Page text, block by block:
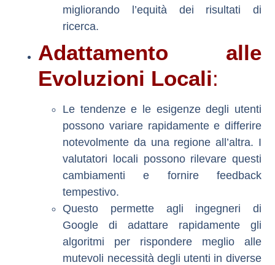
migliorando l’equità dei risultati di
ricerca.
Adattamento alle
Evoluzioni Locali:
Le tendenze e le esigenze degli utenti
possono variare rapidamente e differire
notevolmente da una regione all’altra. I
valutatori locali possono rilevare questi
cambiamenti e fornire feedback
tempestivo.
Questo permette agli ingegneri di
Google di adattare rapidamente gli
algoritmi per rispondere meglio alle
mutevoli necessità degli utenti in diverse